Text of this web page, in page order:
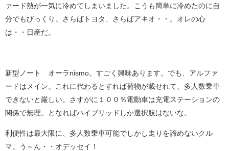
ァード熱が一気に冷めてしまいました。こうも簡単に冷めたのに自
分でもびっくり。さらばトヨタ、さらばアキオ・・。オレの心
は・・日産だ。
新型ノート オーラnismo。すごく興味あります。でも、アルファ
ードはメイン。これに代わるとすれば荷物が載せれて、多人数乗車
できないと厳しい。さすがに１００％電動車は充電ステーションの
関係で無理。となればハイブリッドしか選択肢はないな。
利便性は最大限に、多人数乗車可能でしかし走りを諦めないクル
マ。う～ん・・オデッセイ！